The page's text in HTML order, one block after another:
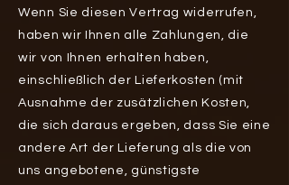
Wenn Sie diesen Vertrag widerrufen,
haben wir Ihnen alle Zahlungen, die
wir von Ihnen erhalten haben,
einschließlich der Lieferkosten (mit
Ausnahme der zusätzlichen Kosten,
die sich daraus ergeben, dass Sie eine
andere Art der Lieferung als die von
uns angebotene, günstigste